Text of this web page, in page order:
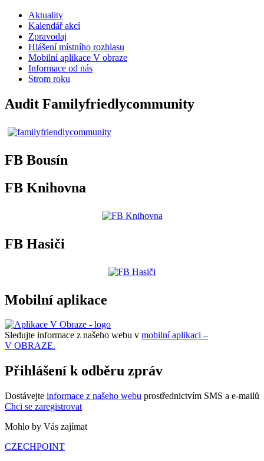
Aktuality
Kalendář akcí
Zpravodaj
Hlášení místního rozhlasu
Mobilní aplikace V obraze
Informace od nás
Strom roku
Audit Familyfriedlycommunity
FB Bousín
FB Knihovna
FB Hasiči
Mobilní aplikace
Sledujte informace z našeho webu v mobilní aplikaci –
V OBRAZE.
Přihlášení k odběru zpráv
Dostávejte informace z našeho webu prostřednictvím SMS a e-mailů
Chci se zaregistrovat
Mohlo by Vás zajímat
CZECHPOINT